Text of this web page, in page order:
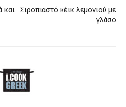
και
Σιροπιαστό κέικ λεμονιού με
γλάσο